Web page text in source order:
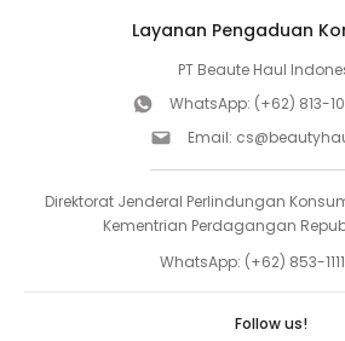
Layanan Pengaduan
PT Beaute Haul
WhatsApp: (+62) 813-
Email:
Direktorat Jenderal Perlindungan
Kementrian Perdagangan
WhatsApp: (+62) 853-
Follow us!